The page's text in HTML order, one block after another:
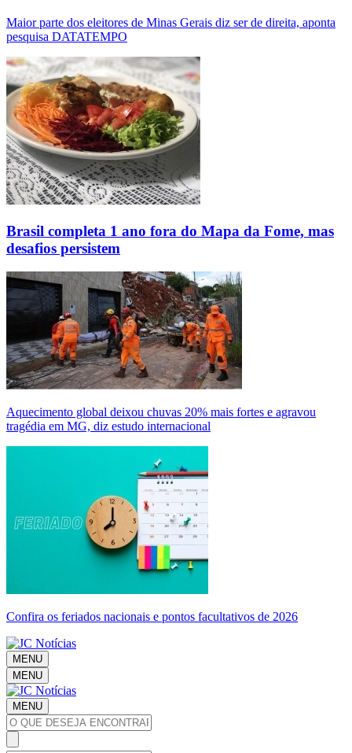
Maior parte dos eleitores de Minas Gerais diz ser de direita, aponta
pesquisa DATATEMPO
Brasil completa 1 ano fora do Mapa da Fome, mas
desafios persistem
Aquecimento global deixou chuvas 20% mais fortes e agravou
tragédia em MG, diz estudo internacional
Confira os feriados nacionais e pontos facultativos de 2026
MENU
MENU
MENU